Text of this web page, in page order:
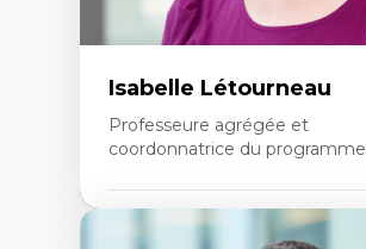
Isabelle Létourneau
Professeure agrégée et
coordonnatrice du programme
Expertises